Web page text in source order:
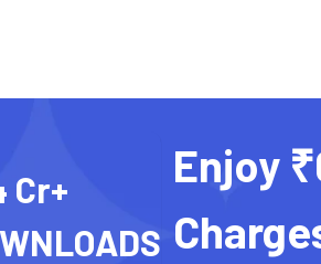
Cr+
Enjoy